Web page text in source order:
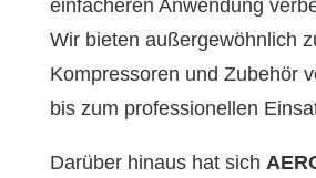
einfacheren Anwendung
Wir bieten außergewöhnlich
Kompressoren und Zubehör
bis zum professionellen
Darüber hinaus hat sich